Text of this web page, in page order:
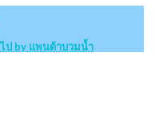
ป by แพนด้าบวมน้ำ